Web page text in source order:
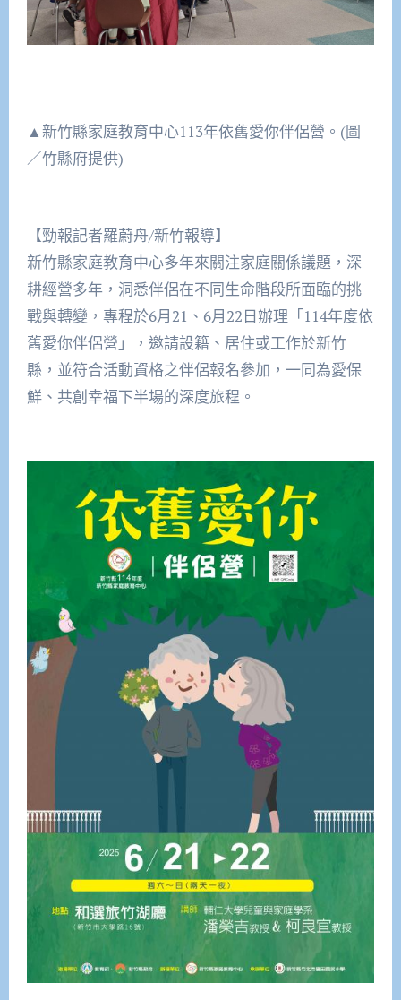
▲新竹縣家庭教育中心113年依舊愛你伴侶營。(圖
／竹縣府提供)
【勁報記者羅蔚舟/新竹報導】
新竹縣家庭教育中心多年來關注家庭關係議題，深
耕經營多年，洞悉伴侶在不同生命階段所面臨的挑
戰與轉變，專程於6月21、6月22日辦理「114年度依
舊愛你伴侶營」，邀請設籍、居住或工作於新竹
縣，並符合活動資格之伴侶報名參加，一同為愛保
鮮、共創幸福下半場的深度旅程。